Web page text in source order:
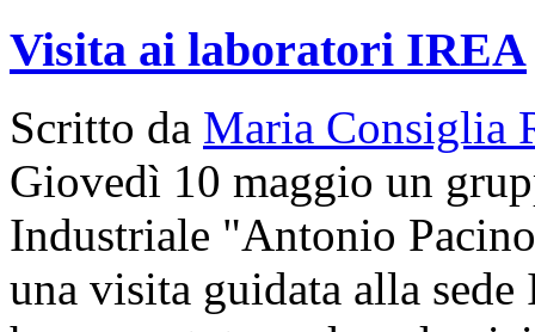
Visita ai laboratori IREA
Scritto da Maria Consiglia
Giovedì 10 maggio un
Industriale "Antonio
una visita guidata alla